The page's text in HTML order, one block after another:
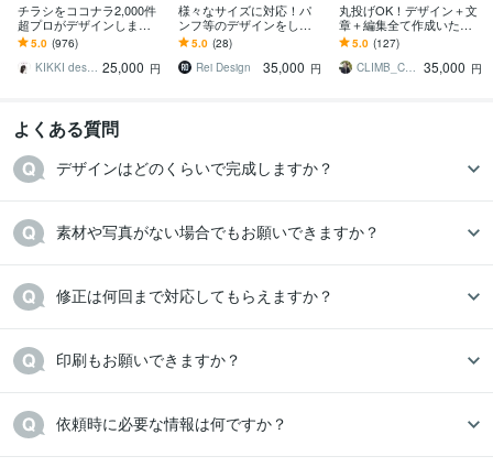
チラシをココナラ2,000件
超プロがデザインします
美しいレイアウト、目を
惹くビジュアルのフライ
ヤー・チラシ
5.0 (976)
KIKKI design 25,000 円
様々なサイズに対応！パ
ンフ等のデザインをしま
す 印刷会社勤務デザイナ
ーが、デザインから入稿
データまで作ります
5.0 (28)
Rei Design
35,000 円
丸投げOK！デザイン＋文
章＋編集全て作成いたし
ます 修正無制限、ココナ
ラ評価5.0のPRO認定者の
サービス
5.0 (127)
CLIMB_CREATION 35,000 円
よくある質問
デザインはどのくらいで完成しますか？
素材や写真がない場合でもお願いできますか？
修正は何回まで対応してもらえますか？
印刷もお願いできますか？
依頼時に必要な情報は何ですか？